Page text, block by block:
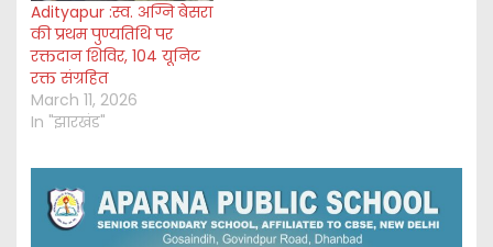
Adityapur :स्व. अग्नि बेसरा
की प्रथम पुण्यतिथि पर
रक्तदान शिविर, 104 यूनिट
रक्त संग्रहित
March 11, 2026
In "झारखंड"